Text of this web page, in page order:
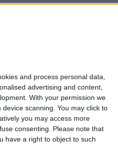
and process personal data,
advertising and content,
With your permission we
scanning. You may click to
you may access more
consenting. Please note that
have a right to object to such